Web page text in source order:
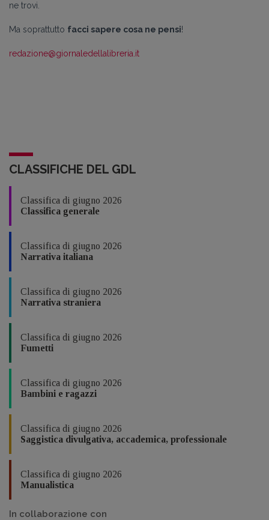
ne trovi.
Ma soprattutto facci sapere cosa ne pensi!
redazione@giornaledellalibreria.it
CLASSIFICHE DEL GDL
Classifica di giugno 2026
Classifica generale
Classifica di giugno 2026
Narrativa italiana
Classifica di giugno 2026
Narrativa straniera
Classifica di giugno 2026
Fumetti
Classifica di giugno 2026
Bambini e ragazzi
Classifica di giugno 2026
Saggistica divulgativa, accademica, professionale
Classifica di giugno 2026
Manualistica
In collaborazione con